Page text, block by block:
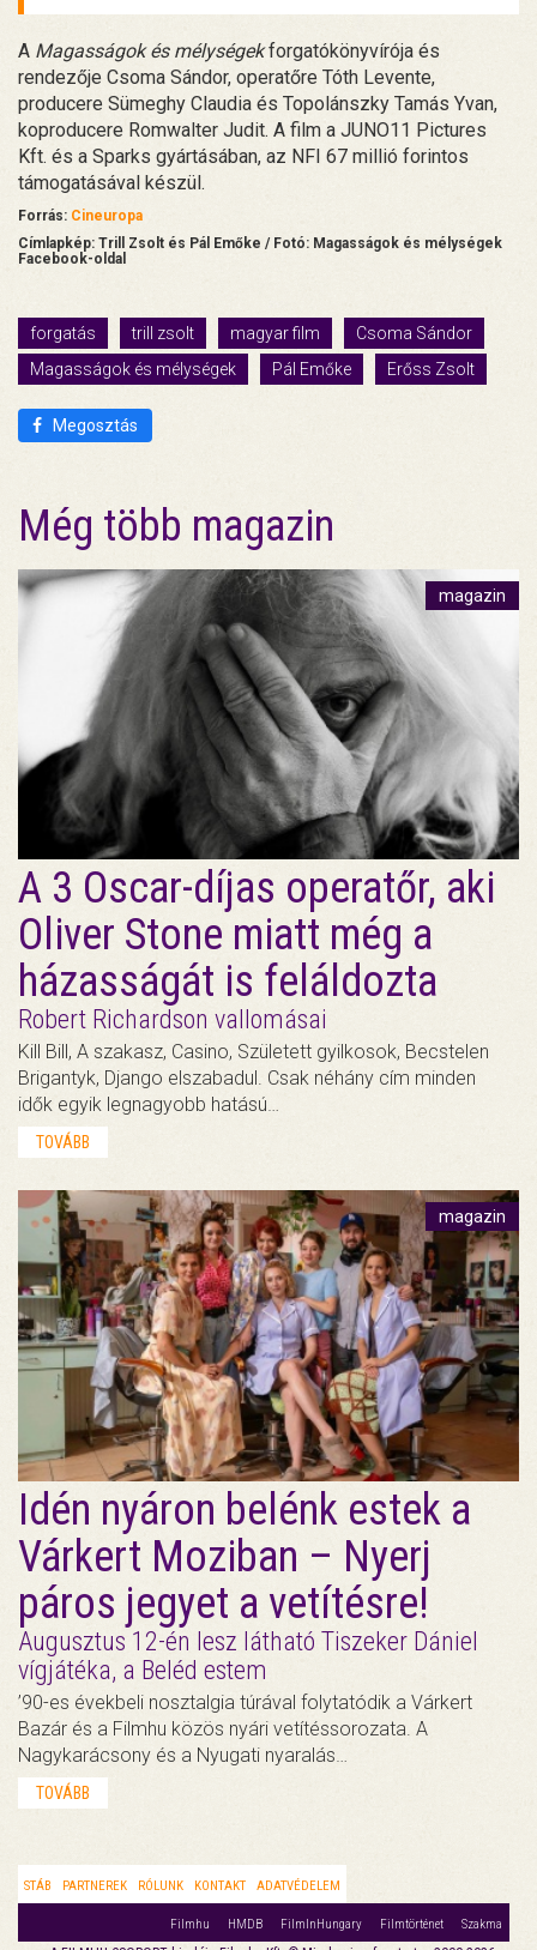
A Magasságok és mélységekforgatókönyvírója és
rendezője Csoma Sándor, operatőre Tóth Levente,
producere Sümeghy Claudia és Topolánszky Tamás Yvan,
koproducere Romwalter Judit. A film a JUNO11 Pictures
Kft. és a Sparks gyártásában, az NFI 67 millió forintos
támogatásával készül.
Forrás: Cineuropa
Címlapkép: Trill Zsolt és Pál Emőke / Fotó: Magasságok és mélységek
Facebook-oldal
forgatás trill zsolt magyar film
Csoma Sándor
Magasságok és mélységek
Pál Emőke Erőss Zsolt
Megosztás
Még több magazin
magazin
A 3 Oscar-díjas operatőr, aki
Oliver Stone miatt még a
házasságát is feláldozta
Robert Richardson vallomásai
Kill Bill, A szakasz, Casino, Született gyilkosok, Becstelen
Brigantyk, Django elszabadul. Csak néhány cím minden
idők egyik legnagyobb hatású…
TOVÁBB
magazin
Idén nyáron belénk estek a
Várkert Moziban – Nyerj
páros jegyet a vetítésre!
Augusztus 12-én lesz látható Tiszeker Dániel
vígjátéka, a Beléd estem
’90-es évekbeli nosztalgia túrával folytatódik a Várkert
Bazár és a Filmhu közös nyári vetítéssorozata. A
Nagykarácsony és a Nyugati nyaralás…
TOVÁBB
STÁB PARTNEREK RÓLUNK KONTAKT ADATVÉDELEM
Filmhu HMDB FilmInHungary Filmtörténet Szakma